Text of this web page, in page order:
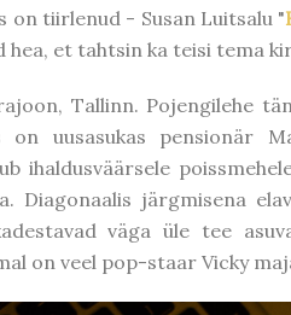
on tiirlenud - Susan Luitsalu "
hea, et tahtsin ka teisi tema
Tallinn. Pojengilehe
on uusasukas pensionär
ihaldusväärsele
Diagonaalis järgmisena
väga üle tee
on veel pop-staar Vicky